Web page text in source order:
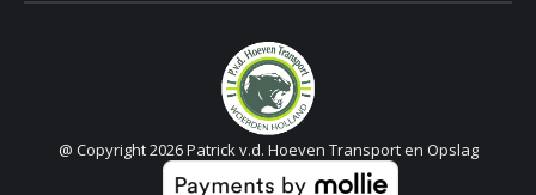
@ Copyright 2026 Patrick v.d. Hoeven Transport en Opslag